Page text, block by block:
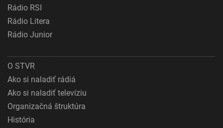
Rádio RSI
Rádio Litera
Rádio Junior
O STVR
Ako si naladiť rádiá
Ako si naladiť televíziu
Organizačná štruktúra
História